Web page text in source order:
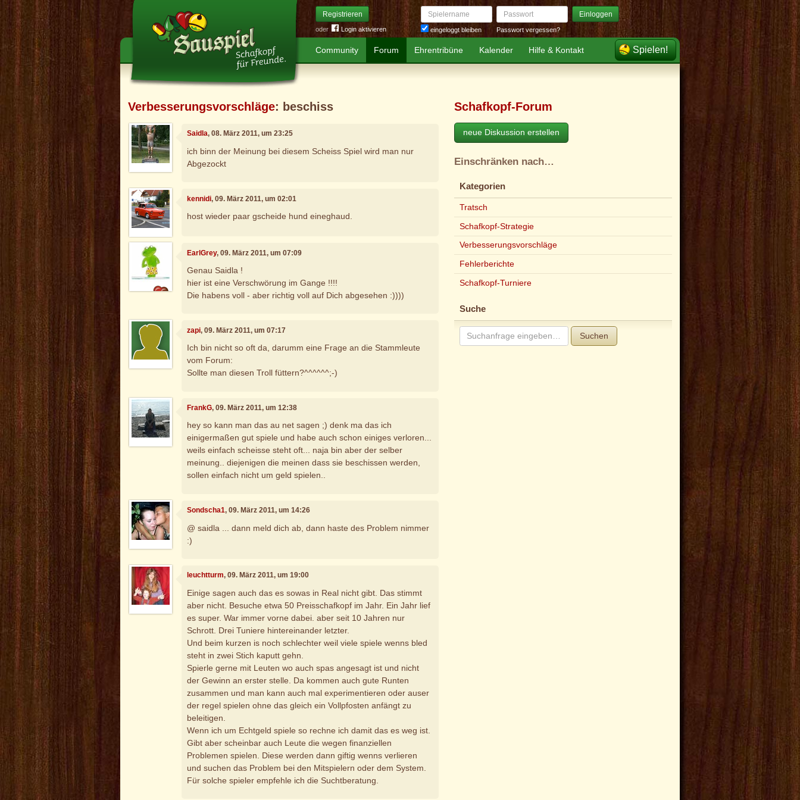
Registrieren
oder Login aktivieren
Spielername
eingeloggt bleiben
Passwort Einloggen
Passwort vergessen?
Community Forum Ehrentribüne Kalender Hilfe & Kontakt Spielen!
Verbesserungsvorschläge: beschiss
Saidla, 08. März 2011, um 23:25
ich binn der Meinung bei diesem Scheiss Spiel wird man nur
Abgezockt
kennidi, 09. März 2011, um 02:01
host wieder paar gscheide hund eineghaud.
EarlGrey, 09. März 2011, um 07:09
Genau Saidla !
hier ist eine Verschwörung im Gange !!!!
Die habens voll - aber richtig voll auf Dich abgesehen :))))
zapi, 09. März 2011, um 07:17
Ich bin nicht so oft da, darumm eine Frage an die Stammleute
vom Forum:
Sollte man diesen Troll füttern?^^^^^^;-)
FrankG, 09. März 2011, um 12:38
hey so kann man das au net sagen ;) denk ma das ich
einigermaßen gut spiele und habe auch schon einiges verloren...
weils einfach scheisse steht oft... naja bin aber der selber
meinung.. diejenigen die meinen dass sie beschissen werden,
sollen einfach nicht um geld spielen..
Sondscha1, 09. März 2011, um 14:26
@ saidla ... dann meld dich ab, dann haste des Problem nimmer
:)
leuchtturm, 09. März 2011, um 19:00
Einige sagen auch das es sowas in Real nicht gibt. Das stimmt
aber nicht. Besuche etwa 50 Preisschafkopf im Jahr. Ein Jahr lief
es super. War immer vorne dabei. aber seit 10 Jahren nur
Schrott. Drei Tuniere hintereinander letzter.
Und beim kurzen is noch schlechter weil viele spiele wenns bled
steht in zwei Stich kaputt gehn.
Spierle gerne mit Leuten wo auch spas angesagt ist und nicht
der Gewinn an erster stelle. Da kommen auch gute Runten
zusammen und man kann auch mal experimentieren oder auser
der regel spielen ohne das gleich ein Vollpfosten anfängt zu
beleitigen.
Wenn ich um Echtgeld spiele so rechne ich damit das es weg ist.
Gibt aber scheinbar auch Leute die wegen finanziellen
Problemen spielen. Diese werden dann giftig wenns verlieren
und suchen das Problem bei den Mitspielern oder dem System.
Für solche spieler empfehle ich die Suchtberatung.
Schafkopf-Forum
neue Diskussion erstellen
Einschränken nach…
Kategorien
Tratsch
Schafkopf-Strategie
Verbesserungsvorschläge
Fehlerberichte
Schafkopf-Turniere
Suche
Suchen